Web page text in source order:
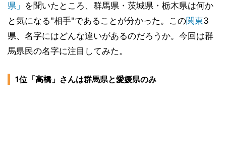
県」 を聞いたところ、群馬県・茨城県・栃木県は何か
と気になる"相手"であることが分かった。この関東3
県、名字にはどんな違いがあるのだろうか。今回は群
馬県民の名字に注目してみた。
1位「高橋」さんは群馬県と愛媛県のみ